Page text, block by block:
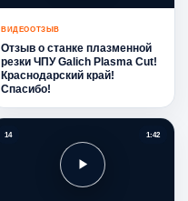
ВИДЕООТЗЫВ
Отзыв о станке плазменной
резки ЧПУ Galich Plasma Cut!
Краснодарский край!
Спасибо!
14 1:42